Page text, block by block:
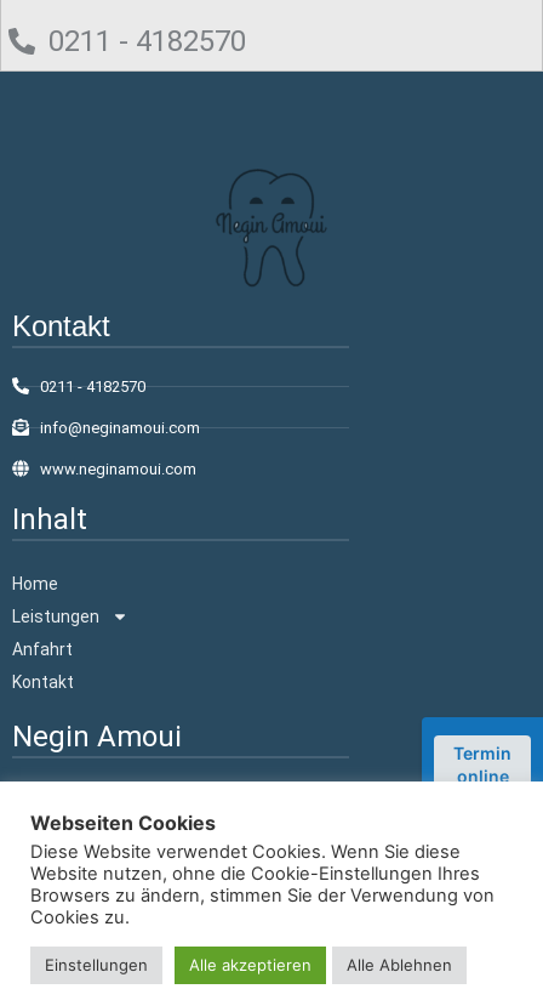
Termin
online
senden
0211 - 4182570
Kontakt
0211 - 4182570
info@neginamoui.com
www.neginamoui.com
Inhalt
Home
Leistungen
Anfahrt
Kontakt
Negin Amoui
Negin Amoui © 2026- Design by neu-protec.de
Webseiten Cookies
Diese Website verwendet Cookies. Wenn Sie diese
Website nutzen, ohne die Cookie-Einstellungen Ihres
Browsers zu ändern, stimmen Sie der Verwendung von
Cookies zu.
Einstellungen Alle akzeptieren Alle Ablehnen